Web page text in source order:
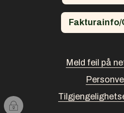
Fakturainfo/
Meld feil på
I